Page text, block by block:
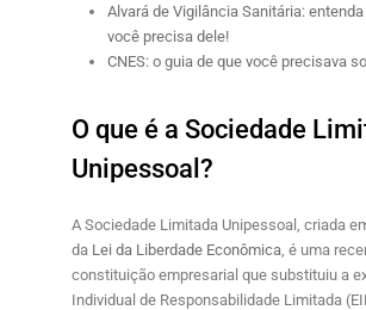
Alvará de Vigilância Sanitária:
você precisa dele!
CNES: o guia de que você precisava
O que é a Sociedade
Unipessoal?
A Sociedade Limitada Unipessoal, criada
da Lei da Liberdade Econômica , é uma
constituição empresarial que substituiu a
Individual de Responsabilidade Limitada (